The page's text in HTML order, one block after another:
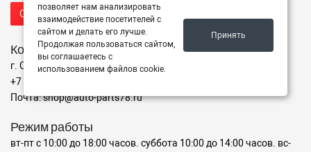
Отправить запрос продавцу
Контакты
г. Санкт-Петербург ул. Крыленко, 2А
+7 (911) 926-39-44
Почта: shop@auto-parts78.ru
Режим работы
вт-пт с 10:00 до 18:00 часов. суббота 10:00 до 14:00 часов. вс-
позволяет нам анализировать
взаимодействие посетителей с
сайтом и делать его лучше.
Продолжая пользоваться сайтом,
вы соглашаетесь с
использованием файлов cookie.
Принять